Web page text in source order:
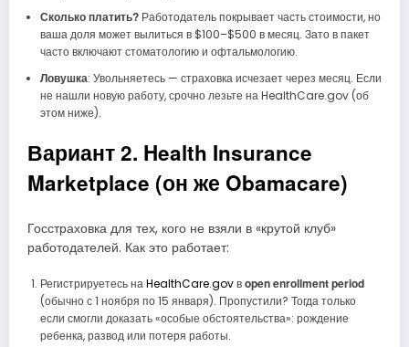
Сколько платить?Работодатель покрывает часть стоимости, но
ваша доля может вылиться в $100–$500 в месяц. Зато в пакет
часто включают стоматологию и офтальмологию.
Ловушка: Увольняетесь — страховка исчезает через месяц. Если
не нашли новую работу, срочно лезьте на HealthCare.gov (об
этом ниже).
Вариант 2. Health Insurance
Marketplace (он же Obamacare)
Госстраховка для тех, кого не взяли в «крутой клуб»
работодателей. Как это работает:
Регистрируетесь наHealthCare.govвopen enrollment period
(обычно с 1 ноября по 15 января). Пропустили? Тогда только
если смогли доказать «особые обстоятельства»: рождение
ребенка, развод или потеря работы.